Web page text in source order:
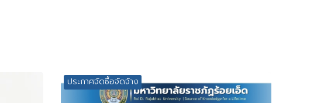
ประกาศจัดซื้อจัดจ้าง